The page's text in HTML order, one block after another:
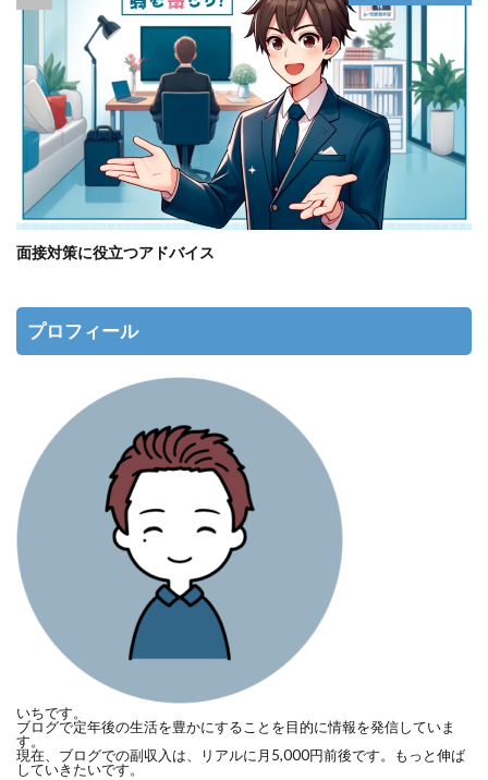
面接対策に役立つアドバイス
プロフィール
いちです。
ブログで定年後の生活を豊かにすることを目的に情報を発信していま
す。
現在、ブログでの副収入は、リアルに月5,000円前後です。もっと伸ば
していきたいです。